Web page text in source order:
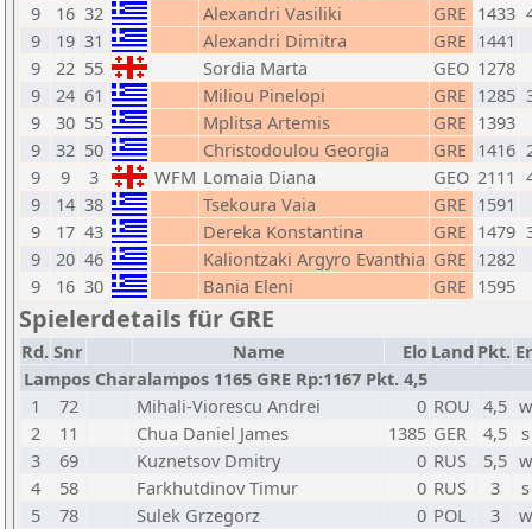
9
16 32 Alexandri Vasiliki GRE 1433
9
19 31 Alexandri Dimitra GRE 1441
9
22 55 Sordia Marta GEO 1278
9
24 61 Miliou Pinelopi GRE 1285
9
30 55 Mplitsa Artemis GRE 1393
9
32 50 Christodoulou Georgia GRE 1416
9
9 3 WFM Lomaia Diana GEO 2111
9
14 38 Tsekoura Vaia GRE 1591
9
17 43 Dereka Konstantina GRE 1479
9
20 46 Kaliontzaki Argyro Evanthia GRE 1282
9
16 30 Bania Eleni GRE 1595
Spielerdetails für GRE
Rd. Snr Name Elo Land Pkt.
Lampos Charalampos 1165 GRE Rp:1167 Pkt. 4,5
1
72 Mihali-Viorescu Andrei 0 ROU 4,5
2
11 Chua Daniel James 1385 GER 4,5
3
69 Kuznetsov Dmitry 0 RUS 5,5
4
58 Farkhutdinov Timur 0 RUS 3
5
78 Sulek Grzegorz 0 POL 3